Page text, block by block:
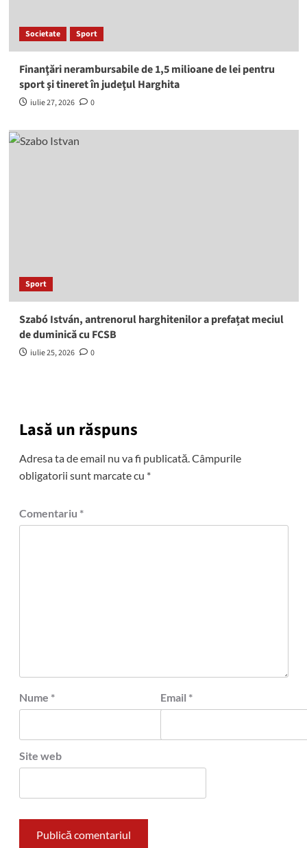
Societate Sport
Finanţări nerambursabile de 1,5 milioane de lei pentru
sport şi tineret în judeţul Harghita
iulie 27, 2026 0
Sport
Szabó István, antrenorul harghitenilor a prefațat meciul
de duminică cu FCSB
iulie 25, 2026 0
Lasă un răspuns
Adresa ta de email nu va fi publicată.Câmpurile
obligatorii sunt marcate cu *
Comentariu *
Nume * Email *
Site web